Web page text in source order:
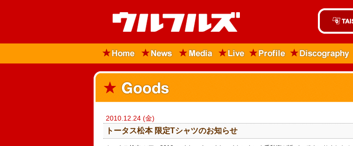
2010.12.24 (金)
トータス松本 限定Tシャツのお知らせ